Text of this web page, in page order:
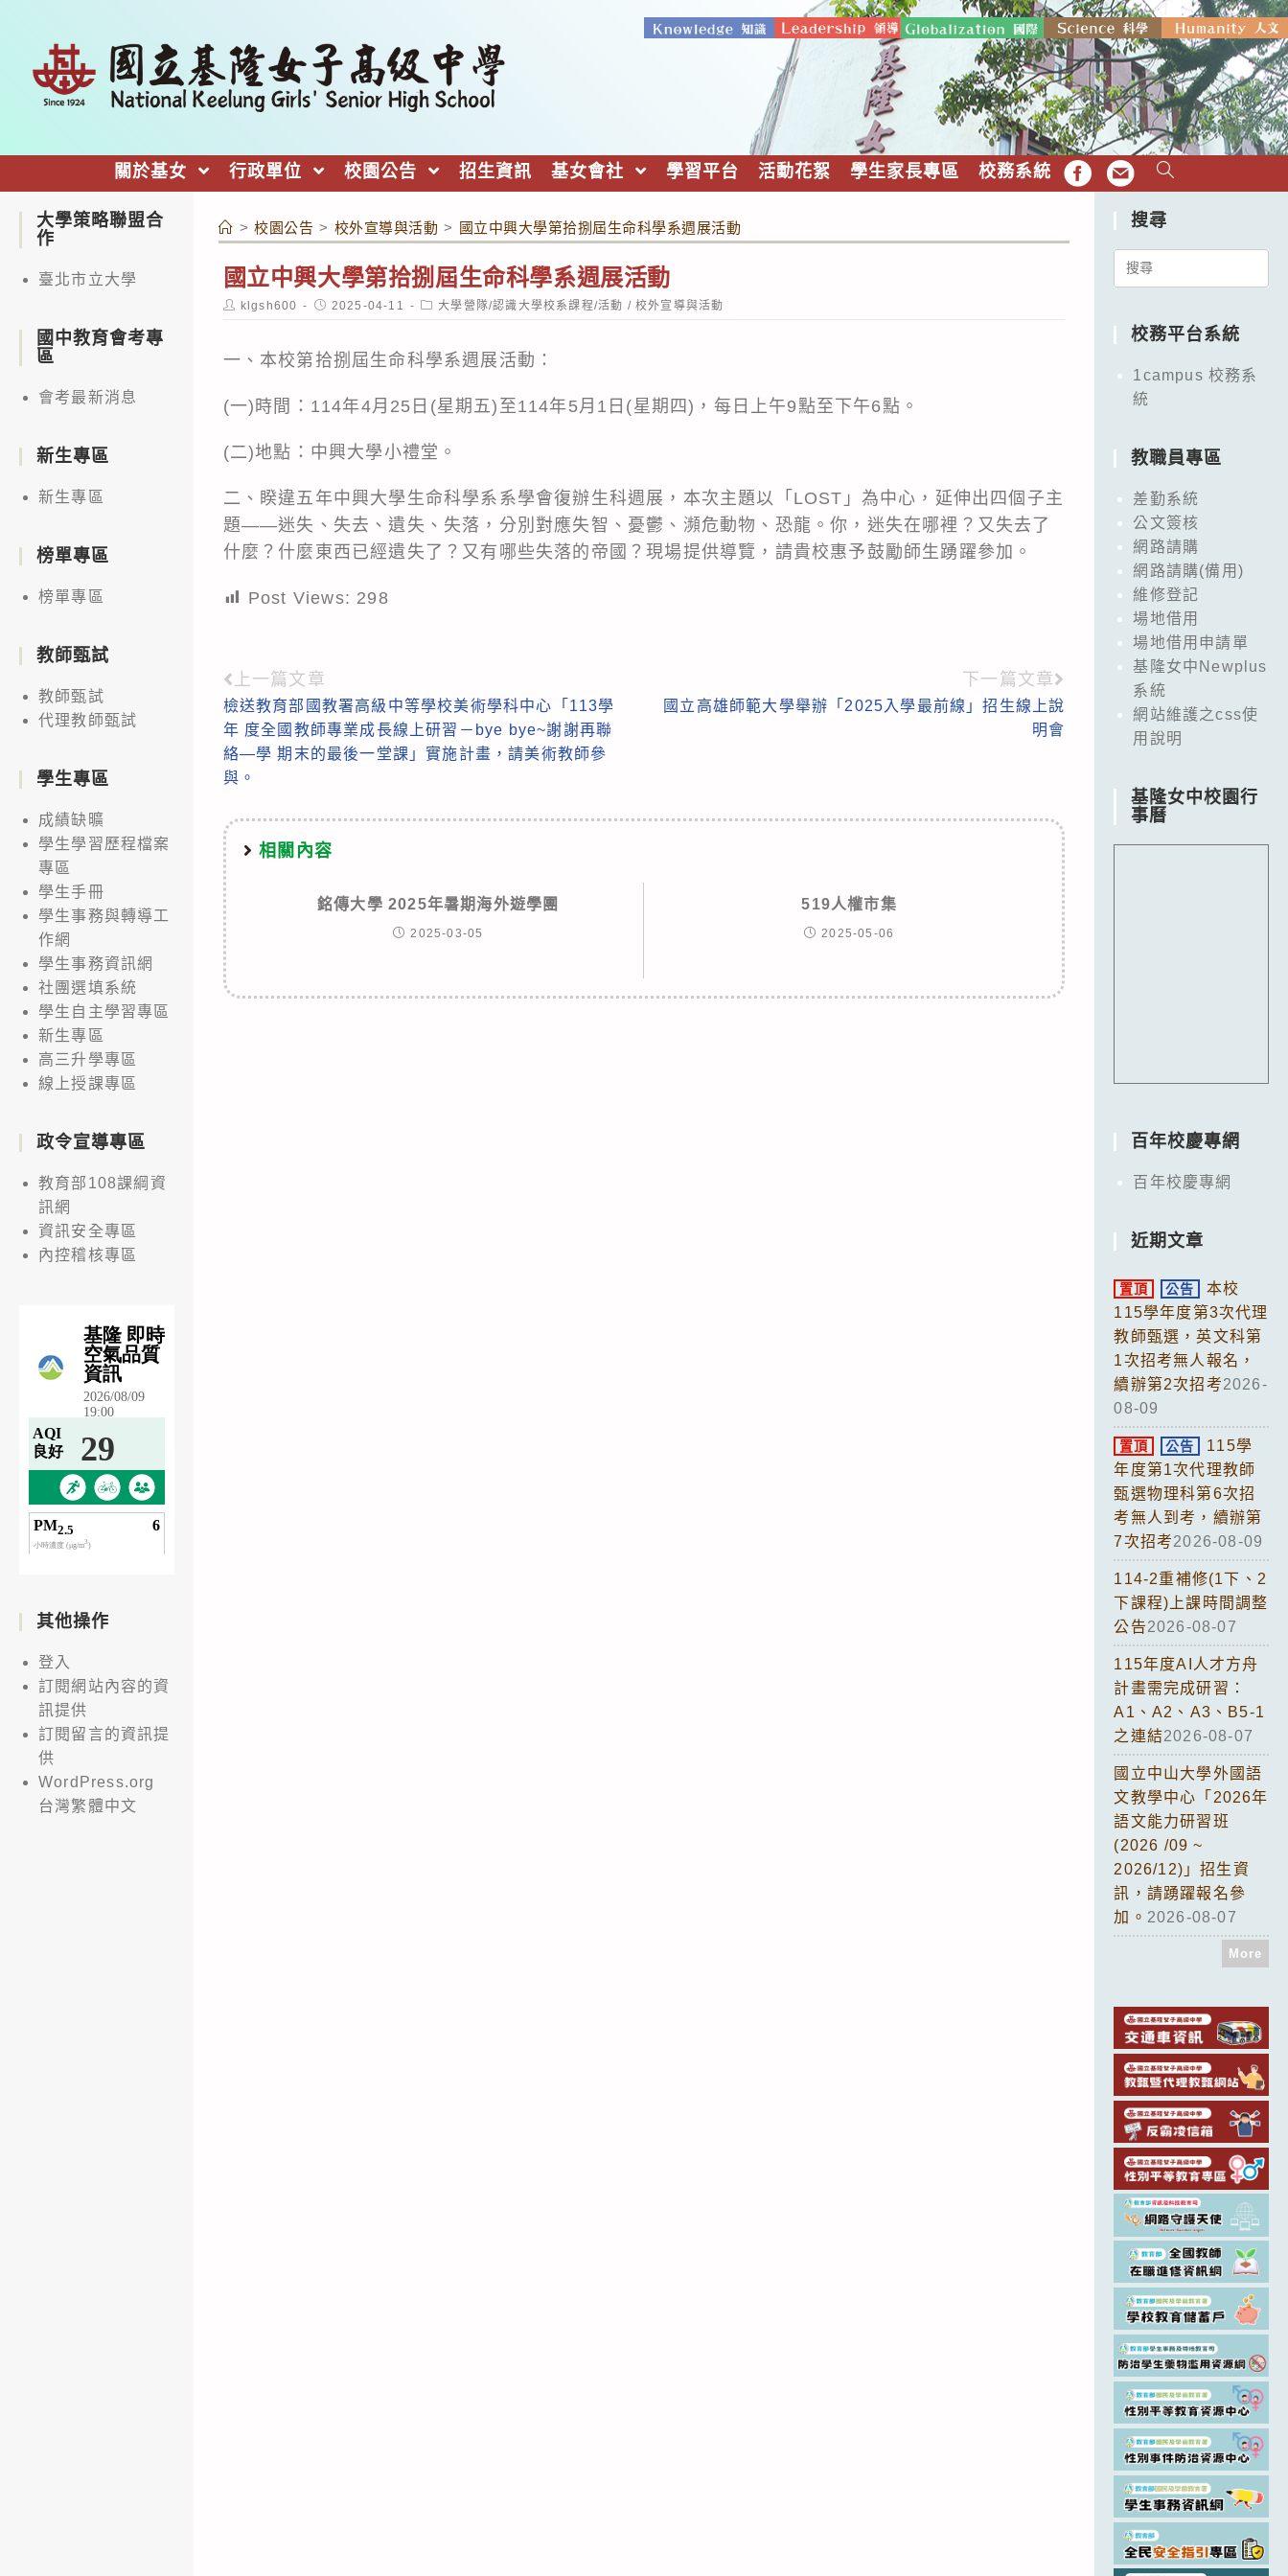
關於基女 行政單位 校園公告 招生資訊 基女會社 學習平台 活動花絮 學生家長專區 校務系統 FB EMAIL
> 校園公告 > 校外宣導與活動 > 國立中興大學第拾捌屆生命科學系週展活動
國立中興大學第拾捌屆生命科學系週展活動
Post
author:
klgsh600
Post
published:
2025-04-11
Post
category:
大學營隊/認識大學校系課程/活動 / 校外宣導與活動
一、本校第拾捌屆生命科學系週展活動：
(一)時間：114年4月25日(星期五)至114年5月1日(星期四)，每日上午9點至下午6點。
(二)地點：中興大學小禮堂。
二、睽違五年中興大學生命科學系系學會復辦生科週展，本次主題以「LOST」為中心，延伸出四個子主
題——迷失、失去、遺失、失落，分別對應失智、憂鬱、瀕危動物、恐龍。你，迷失在哪裡？又失去了
什麼？什麼東西已經遺失了？又有哪些失落的帝國？現場提供導覽，請貴校惠予鼓勵師生踴躍參加。
Post Views: 298
Read
more
articles
上一篇文章
檢送教育部國教署高級中等學校美術學科中心「113學
年 度全國教師專業成長線上研習－bye bye~謝謝再聯
絡—學 期末的最後一堂課」實施計畫，請美術教師參
與。
下一篇文章
國立高雄師範大學舉辦「2025入學最前線」招生線上說
明會
相關內容
銘傳大學 2025年暑期海外遊學團
2025-03-05
519人權市集
2025-05-06
大學策略聯盟合
作
臺北市立大學
國中教育會考專
區
會考最新消息
新生專區
新生專區
榜單專區
榜單專區
教師甄試
教師甄試
代理教師甄試
學生專區
成績缺曠
學生學習歷程檔案
專區
學生手冊
學生事務與轉導工
作網
學生事務資訊網
社團選填系統
學生自主學習專區
新生專區
高三升學專區
線上授課專區
政令宣導專區
教育部108課綱資
訊網
資訊安全專區
內控稽核專區
其他操作
登入
訂閱網站內容的資
訊提供
訂閱留言的資訊提
供
WordPress.org
台灣繁體中文
搜尋
Search
校務平台系統
1campus 校務系
統
教職員專區
差勤系統
公文簽核
網路請購
網路請購(備用)
維修登記
場地借用
場地借用申請單
基隆女中Newplus
系統
網站維護之css使
用說明
基隆女中校園行
事曆
百年校慶專網
百年校慶專網
近期文章
置頂 公告
本校
115學年度第3次代理
教師甄選，英文科第
1次招考無人報名，
續辦第2次招考2026-
08-09
置頂 公告
115學
年度第1次代理教師
甄選物理科第6次招
考無人到考，續辦第
7次招考2026-08-09
114-2重補修(1下、2
下課程)上課時間調整
公告2026-08-07
115年度AI人才方舟
計畫需完成研習：
A1、A2、A3、B5-1
之連結2026-08-07
國立中山大學外國語
文教學中心「2026年
語文能力研習班
(2026 /09 ~
2026/12)」招生資
訊，請踴躍報名參
加。 2026-08-07
More